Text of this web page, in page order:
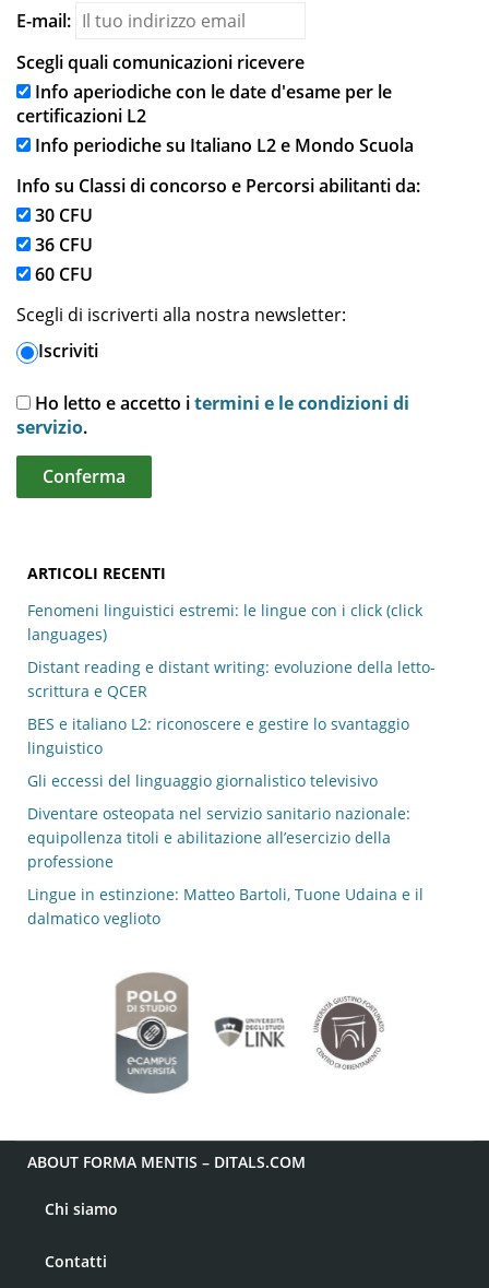
E-mail:
Scegli quali comunicazioni ricevere
Info aperiodiche con le date d'esame per le
certificazioni L2
Info periodiche su Italiano L2 e Mondo Scuola
Info su Classi di concorso e Percorsi abilitanti da:
30 CFU
36 CFU
60 CFU
Scegli di iscriverti alla nostra newsletter:
Iscriviti
Ho letto e accetto itermini e le condizioni di
servizio.
ARTICOLI RECENTI
Fenomeni linguistici estremi: le lingue con i click (click
languages)
Distant reading e distant writing: evoluzione della letto-
scrittura e QCER
BES e italiano L2: riconoscere e gestire lo svantaggio
linguistico
Gli eccessi del linguaggio giornalistico televisivo
Diventare osteopata nel servizio sanitario nazionale:
equipollenza titoli e abilitazione all’esercizio della
professione
Lingue in estinzione: Matteo Bartoli, Tuone Udaina e il
dalmatico veglioto
ABOUT FORMA MENTIS – DITALS.COM
Chi siamo
Contatti